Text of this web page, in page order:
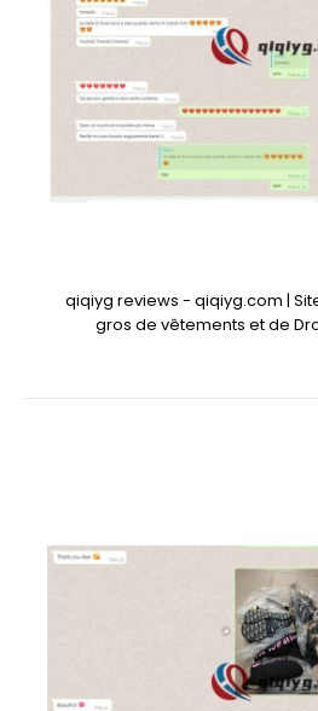
qiqiyg reviews - qiqiyg.com |
gros de vêtements et de